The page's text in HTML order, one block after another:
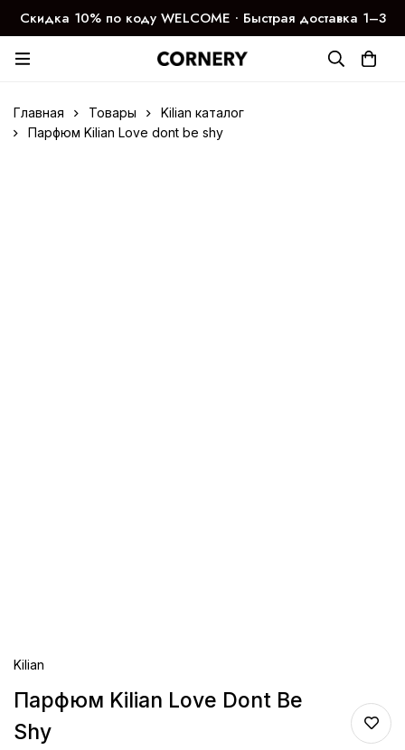
Скидка 10% по коду WELCOME ∙ Быстрая доставка 1–3
дня
Главная Товары
Kilian каталог
Парфюм Kilian Love dont be shy
Kilian
Парфюм Kilian Love Dont Be
Shy